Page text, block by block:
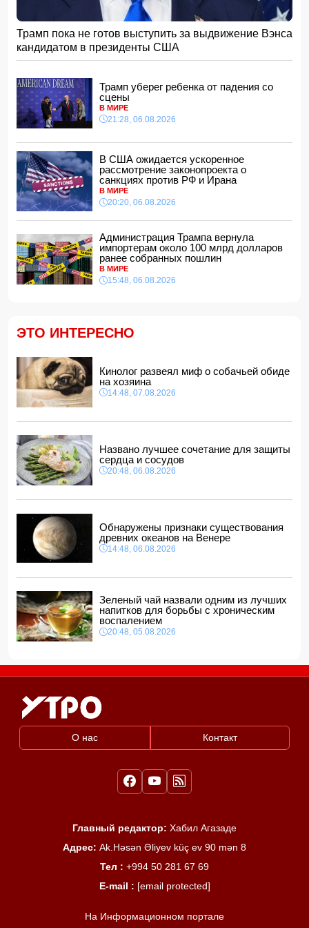
спать по ночам»
11:32, 07.08.2026
Звезда сборной Испании перейдет в «Барселону»
11:30, 07.08.2026
море
11:28, 07.08.2026
Во Флориде мужчина поймал 96 питонов и выиграл 10
тысяч долларов
Том Холланд и Зендея тайно поженились
11:22, 07.08.2026
Трагедия в Тертере: пожилые супруги стали жертвами
поджога
11:20, 07.08.2026
отопления
11:16, 07.08.2026
В Бейлаганском районе продолжаются поиски
утонувшего в канале молодого мужчины
11:00, 07.08.2026
Euractiv: Исландия попросила Брюссель не
вмешиваться в референдум по вопросу членства в ЕС
10:48, 07.08.2026
Азербайджан сохраняет 26-е место в рейтинге УЕФА
10:28, 07.08.2026
территорию Азербайджана
10:10, 07.08.2026
Трамп пока не готов выступить за выдвижение Вэнса
кандидатом в президенты США
Трамп уберег ребенка от падения со
сцены
В МИРЕ
21:28, 06.08.2026
В США ожидается ускоренное
рассмотрение законопроекта о
санкциях против РФ и Ирана
В МИРЕ
20:20, 06.08.2026
Администрация Трампа вернула
импортерам около 100 млрд долларов
ранее собранных пошлин
В МИРЕ
15:48, 06.08.2026
ЭТО ИНТЕРЕСНО
Кинолог развеял миф о собачьей обиде
на хозяина
14:48, 07.08.2026
Названо лучшее сочетание для защиты
сердца и сосудов
20:48, 06.08.2026
Обнаружены признаки существования
древних океанов на Венере
14:48, 06.08.2026
Зеленый чай назвали одним из лучших
напитков для борьбы с хроническим
воспалением
20:48, 05.08.2026
О нас Контакт
Главный редактор: Хабил Агазаде
Адрес: Ak.Həsən Əliyev küç ev 90 mən 8
Тел : +994 50 281 67 69
E-mail : [email protected]
На Информационном портале